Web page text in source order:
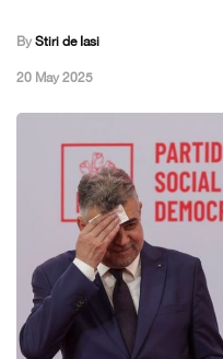
By Stiri de Iasi
,20 May 2025